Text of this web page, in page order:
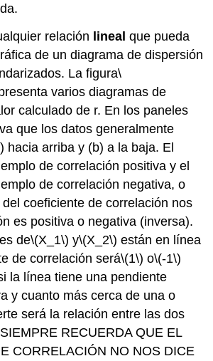
relación lineal que pueda
de un diagrama de dispersión
La figura\
varios diagramas de
calculado de r. En los paneles
que los datos generalmente
hacia arriba y (b) a la baja. El
de correlación positiva y el
de correlación negativa, o
coeficiente de correlación nos
es positiva o negativa (inversa).
de\(X_1\) y\(X_2\) están en línea
de correlación será\(1\) o\(-1\)
la línea tiene una pendiente
y cuanto más cerca de una o
será la relación entre las dos
RECUERDA QUE EL
CORRELACIÓN NO NOS DICE